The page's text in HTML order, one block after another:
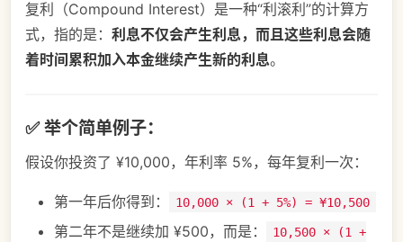
复利（Compound Interest）是一种“利滚利”的计算方
式，指的是： 利息不仅会产生利息，而且这些利息会随
着时间累积加入本金继续产生新的利息。
✅ 举个简单例子：
假设你投资了 ¥10,000，年利率 5%，每年复利一次：
第一年后你得到： 10,000 × (1 + 5%) = ¥10,500
第二年不是继续加 ¥500，而是：
10,500 × (1 +